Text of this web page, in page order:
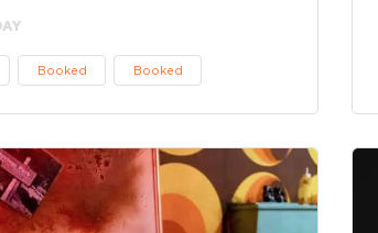
Booked Booked